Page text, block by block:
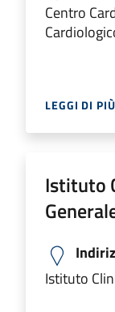
Centro
LEGGI DI PIÙ
Istituto
Istituto